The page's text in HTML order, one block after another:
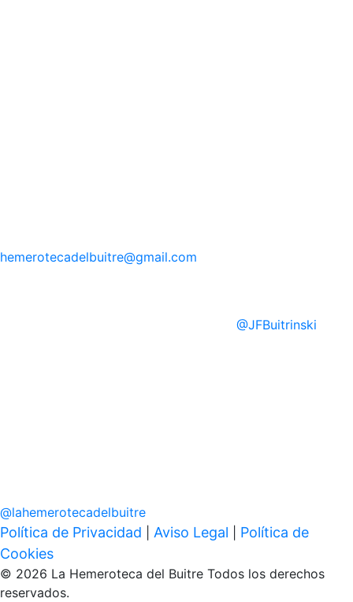
hemerotecadelbuitre@gmail.com
@JFBuitrinski
@lahemerotecadelbuitre
Política de Privacidad Aviso Legal
Política de
Cookies
© 2026 La Hemeroteca del Buitre Todos los derechos
reservados.